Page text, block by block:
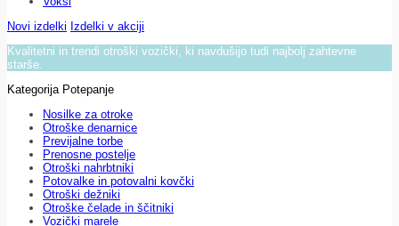
Novi izdelki Izdelki v akciji
Kvalitetni in trendi otroški vozički, ki navdušijo tudi najbolj zahtevne
starše.
Kategorija Potepanje
Nosilke za otroke
Otroške denarnice
Previjalne torbe
Prenosne postelje
Otroški nahrbtniki
Potovalke in potovalni kovčki
Otroški dežniki
Otroške čelade in ščitniki
Vozički marele